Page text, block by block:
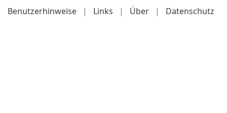
Benutzerhinweise
| Links | Über | Datenschutz